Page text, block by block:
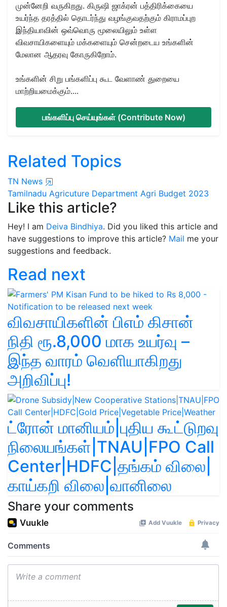
முன்னேறி வருகிறது. கிருஷி ஜாக்ரன் பத்திரிக்கையை
உயர்ந்த தரத்தில் தொடர்ந்து வழங்குவதற்கும் கிராமப்புற
இந்தியாவின் ஒவ்வொரு மூலையிலும் உள்ள
விவசாயிகளையும் மக்களையும் சென்றடைய உங்களின்
மேலான ஆதரவு கோருகிறோம்.
உங்களின் சிறு பங்களிப்பு கூட வேளாண் துறையை
மாற்றியமைக்கும்....
பங்களிப்பு செய்யுங்கள் (Contribute Now)
Related Topics
TN News
Tamilnadu Agricuture Department Agri Budget 2023
Like this article?
Hey! I am Deiva Bindhiya. Did you liked this article and
have suggestions to improve this article? Mail me your
suggestions and feedback.
Read next
விவசாயிகளின் பிஎம் கிசான்
நிதி ரூ.8,000 மாக உயர்வு –
இந்த வாரம் வெளியாகிறது
அறிவிப்பு!
ட்ரோன் மானியம்|புதிய கூட்டுறவு
நிலையங்கள்|TNAU|FPO Call
Center|HDFC|தங்கம் விலை|
காய்கறி விலை|வானிலை
Share your comments